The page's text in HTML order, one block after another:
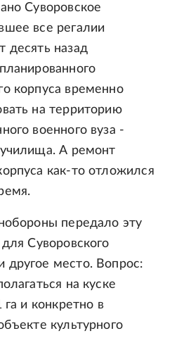
Суворовское
все регалии
десять назад
корпуса временно
на территорию
военного вуза -
училища. А ремонт
как-то отложился
передало эту
Суворовского
другое место. Вопрос:
на куске
и конкретно в
культурного